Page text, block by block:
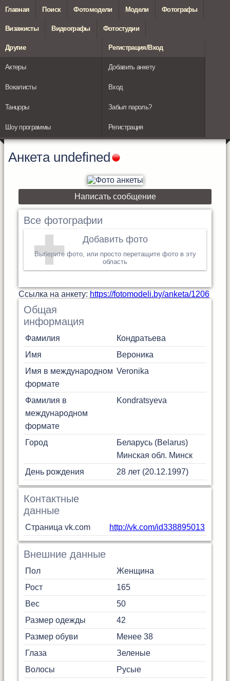
Главная Поиск Фотомодели Модели Фотографы
Визажисты Видеографы Фотостудии
Другие
Актеры
Вокалисты
Танцоры
Шоу программы
Регистрация/Вход
Добавить анкету
Вход
Забыл пароль?
Регистрация
Анкета undefined
Написать сообщение
Все фотографии
Добавить фото
Выберите фото, или просто перетащите фото в эту
область
Cсылка на анкету: https://fotomodeli.by/anketa/1206
Общая
информация
Фамилия
Кондратьева
Имя
Вероника
Имя в международном
формате
Veronika
Фамилия в
международном
формате
Kondratsyeva
Город
Беларусь (Belarus)
Минская обл. Минск
День рождения
28 лет (20.12.1997)
Контактные
данные
Страница vk.com http://vk.com/id338895013
Внешние данные
Пол
Женщина
Рост
165
Вес
50
Размер одежды
42
Размер обуви
Менее 38
Глаза
Зеленые
Волосы
Русые